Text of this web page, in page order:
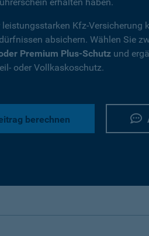
Kfz-Versicherung
absichern. Wählen Sie
Premium Plus-Schutz und
oder Vollkaskoschutz.
berechnen